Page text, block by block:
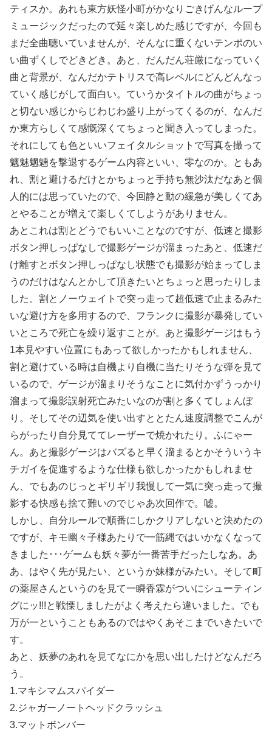
ティスか。あれも東方妖怪小町がかなりごきげんなループ
ミュージックだったので延々楽しめた感じですが、今回も
まだ全曲聴いていませんが、そんなに重くないテンポのい
い曲ずくしでどきどき。あと、だんだん荘厳になっていく
曲と背景が、なんだかテトリスで高レベルにどんどんなっ
ていく感じがして面白い。ていうかタイトルの曲がちょっ
と切ない感じからじわじわ盛り上がってくるのが、なんだ
か東方らしくて感慨深くてちょっと聞き入ってしまった。
それにしても色といいフェイタルショットで写真を撮って
魑魅魍魎を撃退するゲーム内容といい、零なのか。ともあ
れ、割と避けるだけとかちょっと手持ち無沙汰だなあと個
人的には思っていたので、今回静と動の緩急が美しくてあ
とやることが増えて楽しくてしようがありません。
あとこれは割とどうでもいいことなのですが、低速と撮影
ボタン押しっぱなしで撮影ゲージが溜まったあと、低速だ
け離すとボタン押しっぱなし状態でも撮影が始まってしま
うのだけはなんとかして頂きたいとちょっと思ったりしま
した。割とノーウェイトで突っ走って超低速で止まるみた
いな避け方を多用するので、フランクに撮影が暴発してい
いところで死亡を繰り返すことが。あと撮影ゲージはもう
1本見やすい位置にもあって欲しかったかもしれません、
割と避けている時は自機より自機に当たりそうな弾を見て
いるので、ゲージが溜まりそうなことに気付かずうっかり
溜まって撮影誤射死亡みたいなのが割と多くてしょんぼ
り。そしてその辺気を使い出すととたん速度調整でこんが
らがったり自分見ててレーザーで焼かれたり。ふにゃー
ん。あと撮影ゲージはバズると早く溜まるとかそういうキ
チガイを促進するような仕様も欲しかったかもしれませ
ん、でもあのじっとギリギリ我慢して一気に突っ走って撮
影する快感も捨て難いのでじゃあ次回作で。嘘。
しかし、自分ルールで順番にしかクリアしないと決めたの
ですが、キモ幽々子様あたりで一筋縄ではいかなくなって
きました･･･ゲームも妖々夢が一番苦手だったしなあ。あ
あ、はやく先が見たい、というか妹様がみたい。そして町
の薬屋さんというのを見て一瞬香霖がついにシューティン
グにッ!!!と戦慄しましたがよく考えたら違いました。でも
万が一ということもあるのではやくあそこまでいきたいで
す。
あと、妖夢のあれを見てなにかを思い出したけどなんだろ
う。
1.マキシマムスパイダー
2.ジャガーノートヘッドクラッシュ
3.マットボンバー